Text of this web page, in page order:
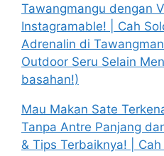
Tawangmangu dengan
Instagramable! | Cah
Adrenalin di
Outdoor Seru Selain
basahan!)
Mau Makan Sate
Tanpa Antre Panjang
& Tips Terbaiknya! | Cah